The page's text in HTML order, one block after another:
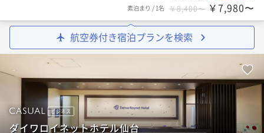
素泊まり / 1名 ￥8,400〜 ￥7,980〜
航空券付き宿泊プランを検索
ビジネス
ダイワロイネットホテル仙台